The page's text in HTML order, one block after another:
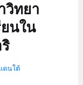
วิทยา
ยนใน
ดนใต้